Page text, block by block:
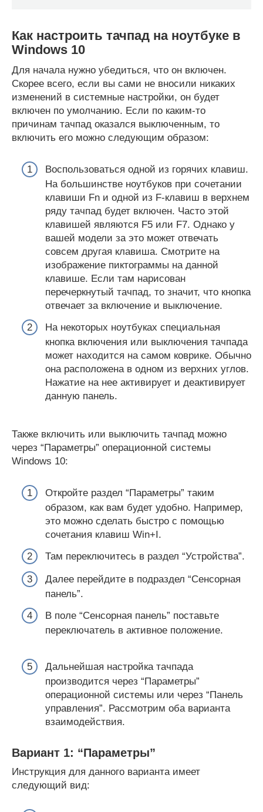
Как настроить тачпад на ноутбуке в
Windows 10
Для начала нужно убедиться, что он включен.
Скорее всего, если вы сами не вносили никаких
изменений в системные настройки, он будет
включен по умолчанию. Если по каким-то
причинам тачпад оказался выключенным, то
включить его можно следующим образом:
Воспользоваться одной из горячих клавиш.
На большинстве ноутбуков при сочетании
клавиши Fn и одной из F-клавиш в верхнем
ряду тачпад будет включен. Часто этой
клавишей являются F5 или F7. Однако у
вашей модели за это может отвечать
совсем другая клавиша. Смотрите на
изображение пиктограммы на данной
клавише. Если там нарисован
перечеркнутый тачпад, то значит, что кнопка
отвечает за включение и выключение.
На некоторых ноутбуках специальная
кнопка включения или выключения тачпада
может находится на самом коврике. Обычно
она расположена в одном из верхних углов.
Нажатие на нее активирует и деактивирует
данную панель.
Также включить или выключить тачпад можно
через “Параметры” операционной системы
Windows 10:
Откройте раздел “Параметры” таким
образом, как вам будет удобно. Например,
это можно сделать быстро с помощью
сочетания клавиш Win+I.
Там переключитесь в раздел “Устройства”.
Далее перейдите в подраздел “Сенсорная
панель”.
В поле “Сенсорная панель” поставьте
переключатель в активное положение.
Дальнейшая настройка тачпада
производится через “Параметры”
операционной системы или через “Панель
управления”. Рассмотрим оба варианта
взаимодействия.
Вариант 1: “Параметры”
Инструкция для данного варианта имеет
следующий вид: